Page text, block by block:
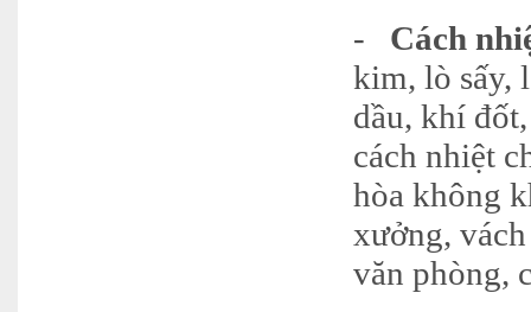
-
Cách
kim, lò sấy,
dầu, khí
cách nhiệt
hòa không
xưởng,
văn phòng,